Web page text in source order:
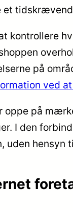
et
kontrollere
på
ved
oppe på
I den
hensyn